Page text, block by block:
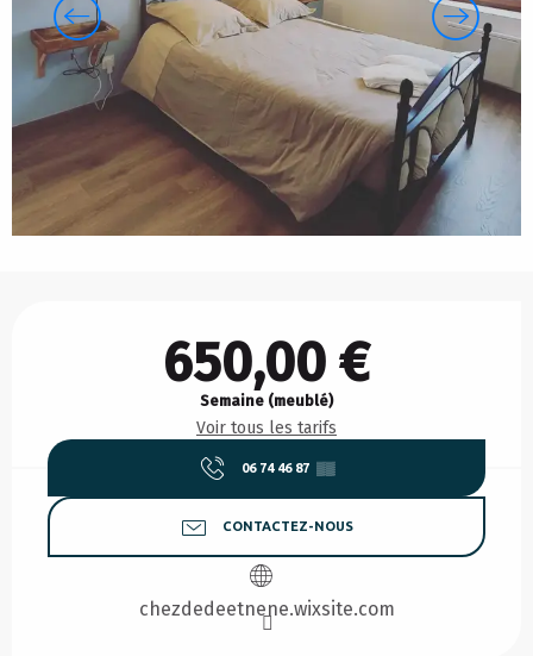
650,00 €
Semaine (meublé)
Voir tous les tarifs
06 74 46 87 ▒▒
CONTACTEZ-NOUS
chezdedeetnene.wixsite.com